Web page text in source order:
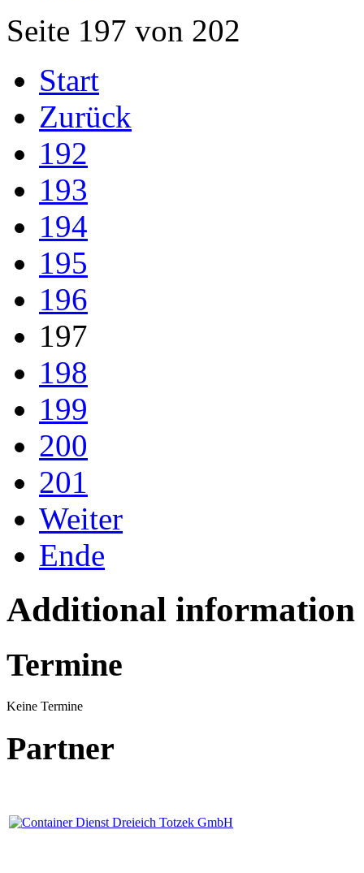
Seite 197 von 202
Start
Zurück
192
193
194
195
196
197
198
199
200
201
Weiter
Ende
Additional information
Termine
Keine Termine
Partner